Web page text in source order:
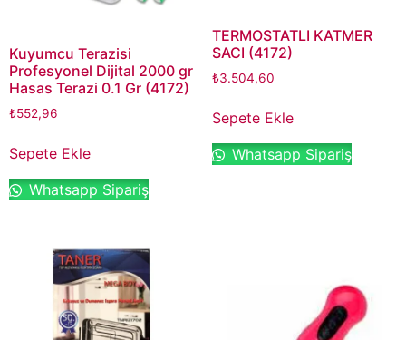
Kuyumcu Terazisi
Profesyonel Dijital 2000 gr
Hasas Terazi 0.1 Gr (4172)
₺552,96
Sepete Ekle
Whatsapp Sipariş
TERMOSTATLI KATMER
SACI (4172)
₺3.504,60
Sepete Ekle
Whatsapp Sipariş